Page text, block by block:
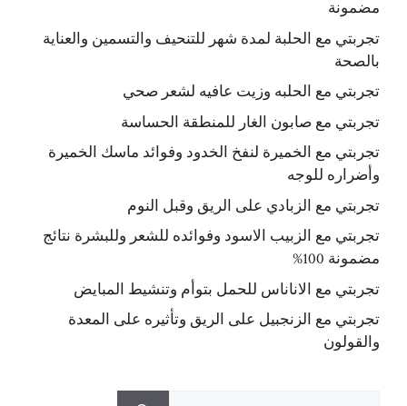
مضمونة
تجربتي مع الحلبة لمدة شهر للتنحيف والتسمين والعناية
بالصحة
تجربتي مع الحلبه وزيت عافيه لشعر صحي
تجربتي مع صابون الغار للمنطقة الحساسة
تجربتي مع الخميرة لنفخ الخدود وفوائد ماسك الخميرة
وأضراره للوجه
تجربتي مع الزبادي على الريق وقبل النوم
تجربتي مع الزبيب الاسود وفوائده للشعر وللبشرة نتائج
مضمونة 100%
تجربتي مع الاناناس للحمل بتوأم وتنشيط المبايض
تجربتي مع الزنجبيل على الريق وتأثيره على المعدة
والقولون